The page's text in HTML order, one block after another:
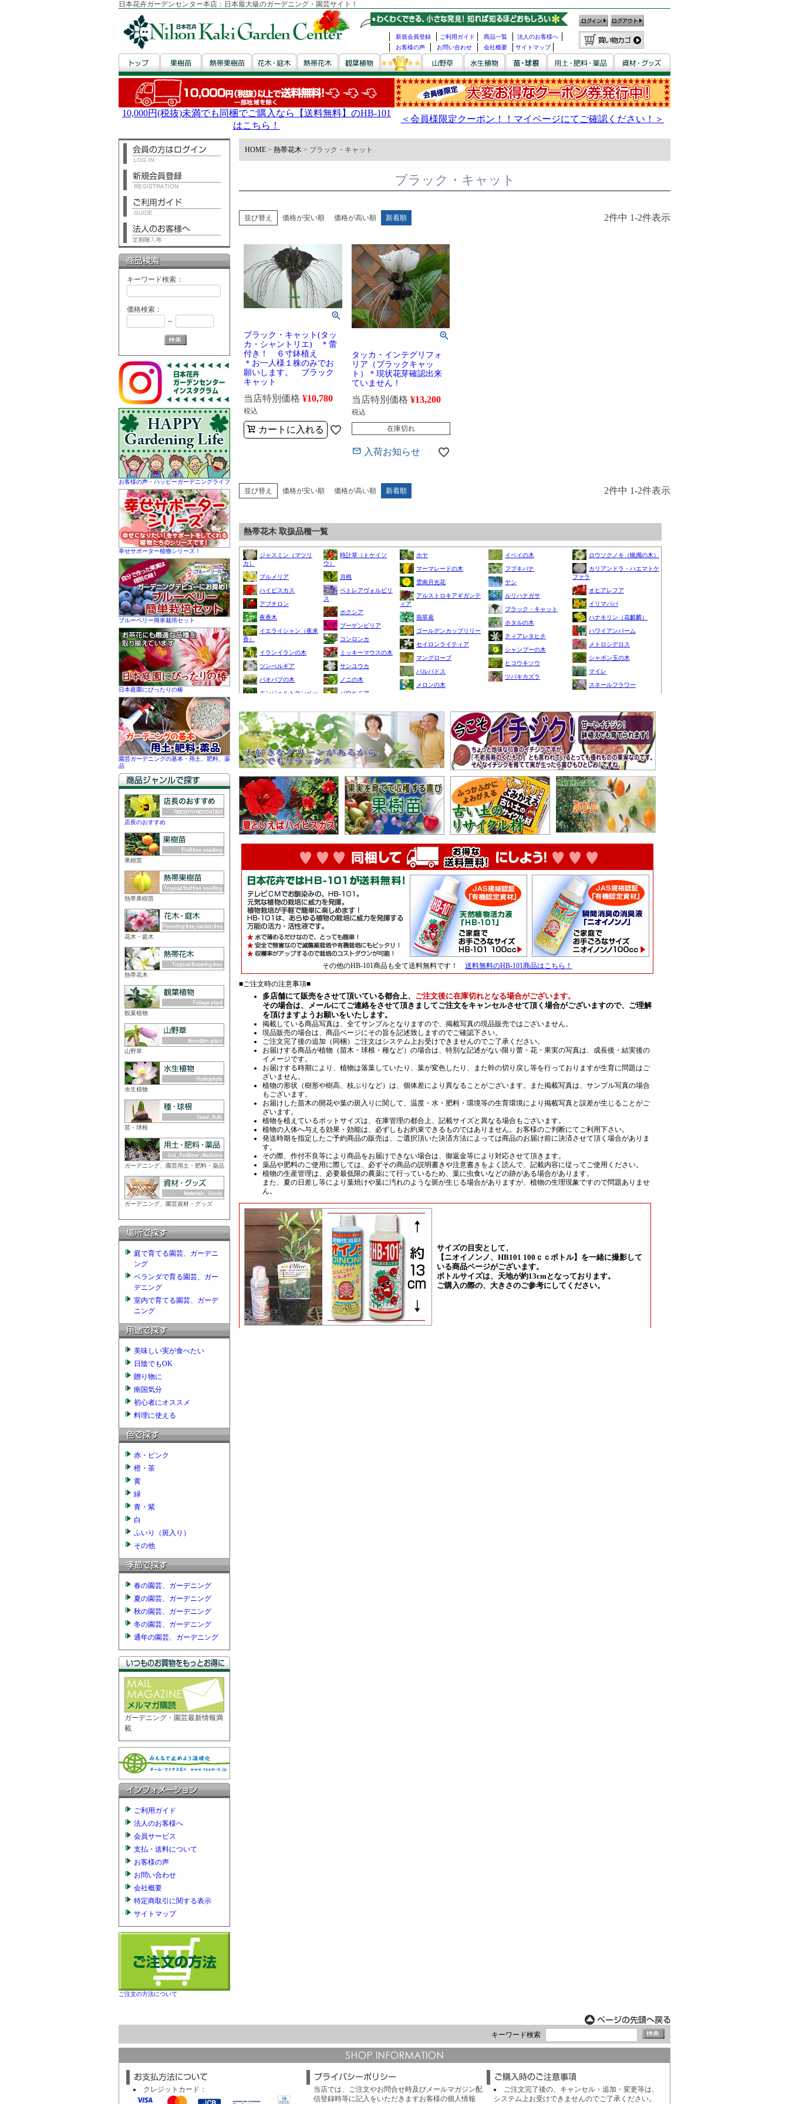
日本花卉ガーデンセンター本店：日本最大級のガーデニング・園芸サイト！
新規会員登録 ご利用ガイド 商品一覧
法人のお客様へ
お客様の声
お問い合わせ 会社概要 サイトマップ
キーワード検索：
価格検索：
～
お客様の声・ハッピーガーデニングライフ
幸せサポーター植物シリーズ！
ブルーベリー簡単栽培セット
日本庭園にぴったりの椿
園芸ガーデニングの基本・用土、肥料、薬
品
店長のおすすめ
果樹苗
熱帯果樹苗
花木・庭木
熱帯花木
観葉植物
山野草
水生植物
苗・球根
ガーデニング、園芸用土・肥料・薬品
ガーデニング、園芸資材・グッズ
庭で育てる園芸、ガーデニ
ング
ベランダで育る園芸、ガー
デニング
室内で育てる園芸、ガーデ
ニング
美味しい実が食べたい
日陰でもOK
贈り物に
南国気分
初心者にオススメ
料理に使える
赤・ピンク
橙・茶
黄
緑
青・紫
白
ふいり（斑入り）
その他
春の園芸、ガーデニング
夏の園芸、ガーデニング
秋の園芸、ガーデニング
冬の園芸、ガーデニング
通年の園芸、ガーデニング
ガーデニング・園芸最新情報満
載
ご利用ガイド
法人のお客様へ
会員サービス
支払・送料について
お客様の声
お問い合わせ
会社概要
特定商取引に関する表示
サイトマップ
ご注文の方法について
HOME 熱帯花木 ブラック・キャット
ブラック・キャット
並び替え 価格が安い順 価格が高い順 新着順 2件中 1-2件表示
ブラック・キャット(タッ
カ・シャントリエ) ＊蕾
付き！ ６寸鉢植え
＊お一人様１株のみでお
願いします。 ブラック
キャット
当店特別価格 ¥10,780
税込
カートに入れる
タッカ・インテグリフォ
リア（ブラックキャッ
ト）＊現状花芽確認出来
ていません！
当店特別価格 ¥13,200
税込
在庫切れ
入荷お知らせ
並び替え 価格が安い順 価格が高い順 新着順 2件中 1-2件表示
キーワード検索
クレジットカード：
当店では、ご注文やお問合せ時及びメールマガジン配
信登録時等に記入をいただきますお客様の個人情報
ご注文完了後の、キャンセル・追加・変更等は、
システム上お受けできませんのでご了承ください。